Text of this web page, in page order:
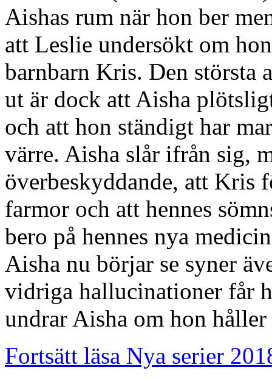
Aishas rum när hon ber
att Leslie undersökt om
barnbarn Kris. Den
ut är dock att Aisha
och att hon ständigt har
värre. Aisha slår ifrån sig,
överbeskyddande, att Kris
farmor och att hennes
bero på hennes nya
Aisha nu börjar se syner
vidriga hallucinationer får
undrar Aisha om hon
Fortsätt läsa Nya serier